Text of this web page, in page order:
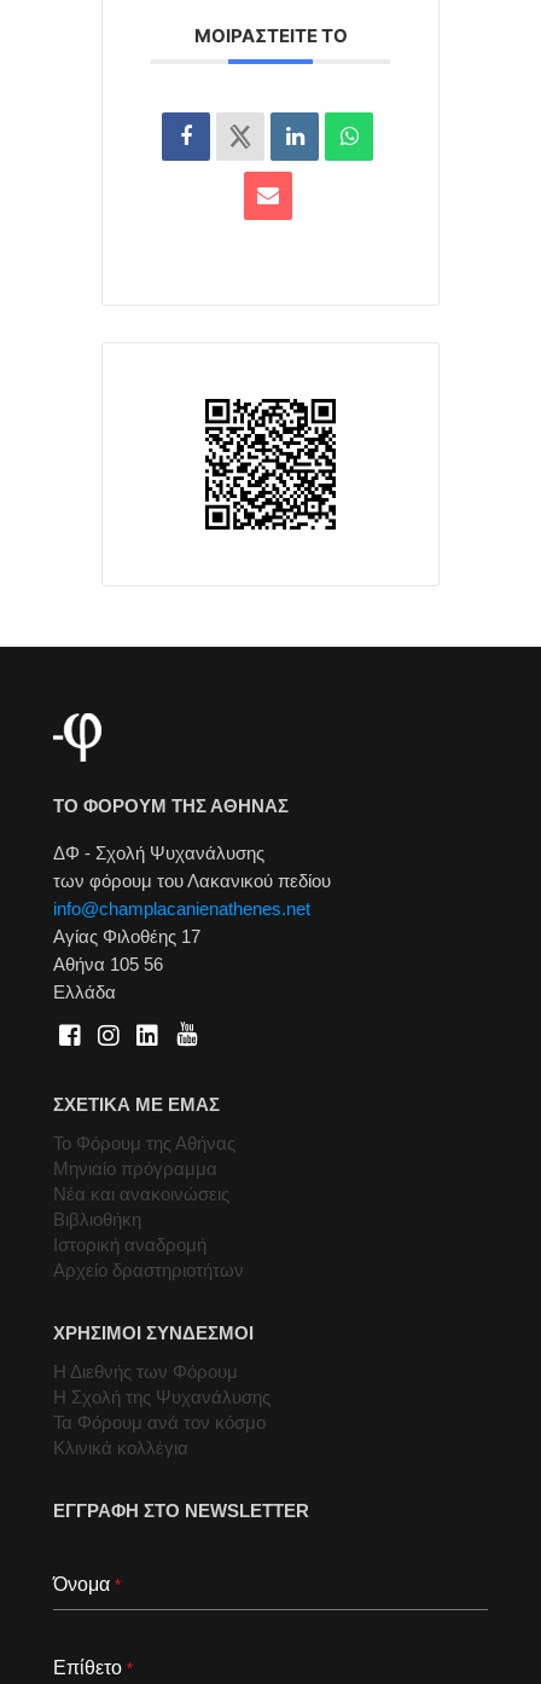
ΜΟΙΡΑΣΤΕΊΤΕ ΤΟ
ΤΟ ΦΟΡΟΥΜ ΤΗΣ ΑΘΗΝΑΣ
ΔΦ - Σχολή Ψυχανάλυσης
των φόρουμ του Λακανικού πεδίου
info@champlacanienathenes.net
Αγίας Φιλοθέης 17
Αθήνα 105 56
Ελλάδα
ΣΧΕΤΙΚΑ ΜΕ ΕΜΑΣ
Το Φόρουμ της Αθήνας
Μηνιαίο πρόγραμμα
Νέα και ανακοινώσεις
Βιβλιοθήκη
Ιστορική αναδρομή
Αρχείο δραστηριοτήτων
ΧΡΗΣΙΜΟΙ ΣΥΝΔΕΣΜΟΙ
Η Διεθνής των Φόρουμ
Η Σχολή της Ψυχανάλυσης
Τα Φόρουμ ανά τον κόσμο
Κλινικά κολλέγια
ΕΓΓΡΑΦΗ ΣΤΟ NEWSLETTER
Όνομα *
Επίθετο *